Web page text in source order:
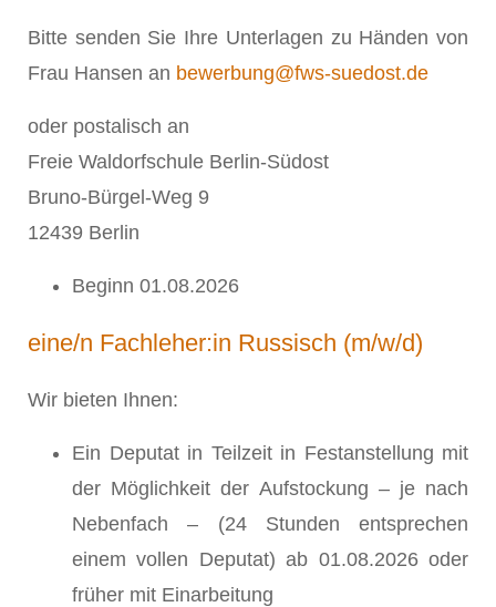
Bitte senden Sie Ihre Unterlagen zu Händen von
Frau Hansen an bewerbung@fws-suedost.de
oder postalisch an
Freie Waldorfschule Berlin-Südost
Bruno-Bürgel-Weg 9
12439 Berlin
Beginn 01.08.2026
eine/n Fachleher:in Russisch (m/w/d)
Wir bieten Ihnen:
Ein Deputat in Teilzeit in Festanstellung mit
der Möglichkeit der Aufstockung – je nach
Nebenfach – (24 Stunden entsprechen
einem vollen Deputat) ab 01.08.2026 oder
früher mit Einarbeitung